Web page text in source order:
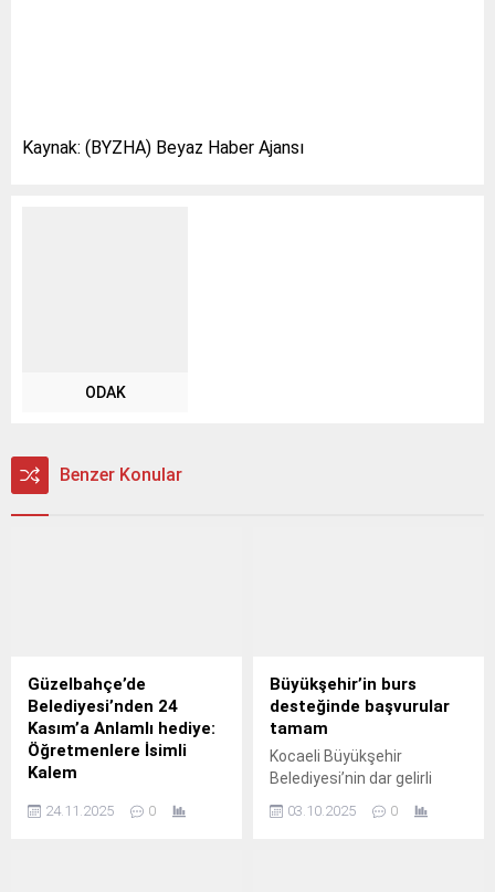
Kaynak: (BYZHA) Beyaz Haber Ajansı
ODAK
Benzer Konular
Güzelbahçe’de
Belediyesi’nden 24
Kasım’a Anlamlı hediye:
Öğretmenlere İsimli
Kalem
Başkanı Mustafa Günay, 24
24.11.2025 0
Büyükşehir’in burs
desteğinde başvurular
tamam
Kocaeli Büyükşehir
Belediyesi’nin dar gelirli
sunduğu eğitim desteği
03.10.2025 0